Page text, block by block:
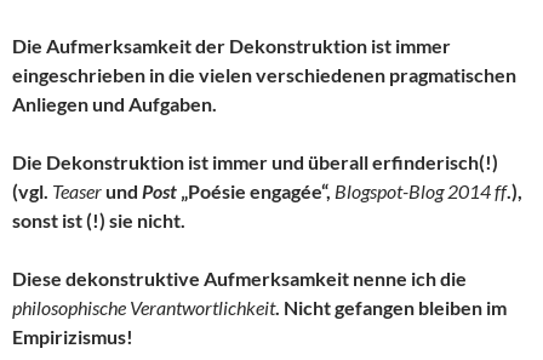
Die Aufmerksamkeit der Dekonstruktion ist immer
eingeschrieben in die vielen verschiedenen pragmatischen
Anliegen und Aufgaben.
Die Dekonstruktion ist immer und überall erfinderisch(!)
(vgl. Teaserund Post „Poésie engagée“, Blogspot-Blog 2014 ff.),
sonst ist (!) sie nicht.
Diese dekonstruktive Aufmerksamkeit nenne ich die
philosophische Verantwortlichkeit. Nicht gefangen bleiben im
Empirizismus!